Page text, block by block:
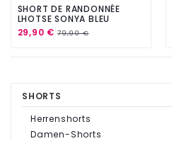
SHORT DE RANDONNÉE
LHOTSE SONYA BLEU
29,90 € 79,90 €
SHORTS
Herrenshorts
Damen-Shorts